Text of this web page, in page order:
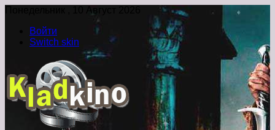
Понедельник , 10 Август 2026
Войти
Switch skin